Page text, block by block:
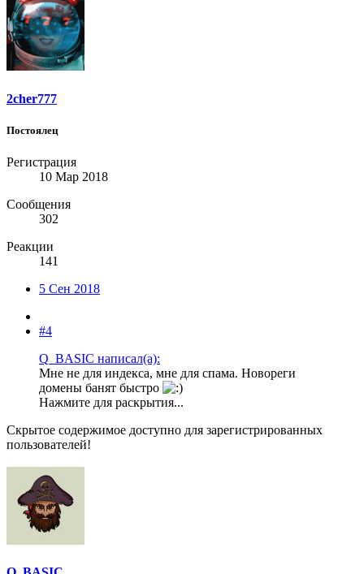
2cher777
Постоялец
Регистрация
10 Мар 2018
Сообщения
302
Реакции
141
5 Сен 2018
#4
Q_BASIC написал(а):
Мне не для индекса, мне для спама. Новореги
домены банят быстро
Нажмите для раскрытия...
Скрытое содержимое доступно для зарегистрированных
пользователей!